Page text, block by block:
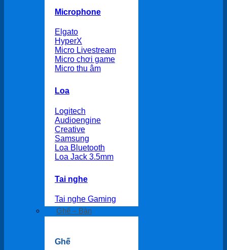
Microphone
Elgato
HyperX
Micro Livestream
Micro chơi game
Micro thu âm
Loa
Logitech
Audioengine
Creative
Samsung
Loa Bluetooth
Loa Jack 3.5mm
Tai nghe
Tai nghe Gaming
Ghế – Bàn
Ghế